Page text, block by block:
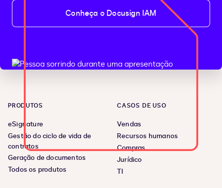
Conheça o Docusign IAM
PRODUTOS
eSignature
Gestão do ciclo de vida de
contratos
Geração de documentos
Todos os produtos
CASOS DE USO
Vendas
Recursos humanos
Compras
Jurídico
TI